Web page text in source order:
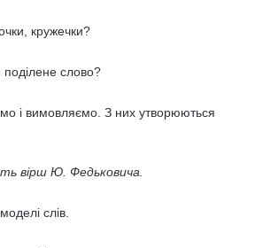
кружечки?
поділене слово?
і вимовляємо. З них утворюються
вірш Ю. Федьковича.
слів.